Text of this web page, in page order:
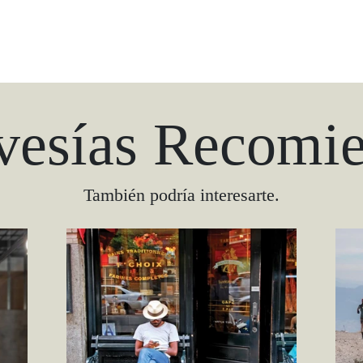
También podría interesarte.